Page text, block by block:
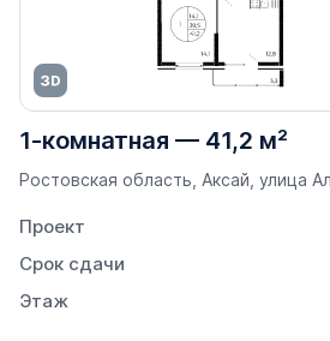
1-комнатная — 41,2 м²
Ростовская область, Аксай, улица
Проект
Срок сдачи
Этаж